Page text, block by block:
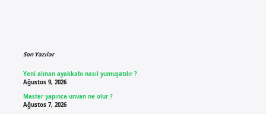
Son Yazılar
Yeni alınan ayakkabı nasıl yumuşatılır ?
Ağustos 9, 2026
Master yapınca unvan ne olur ?
Ağustos 7, 2026